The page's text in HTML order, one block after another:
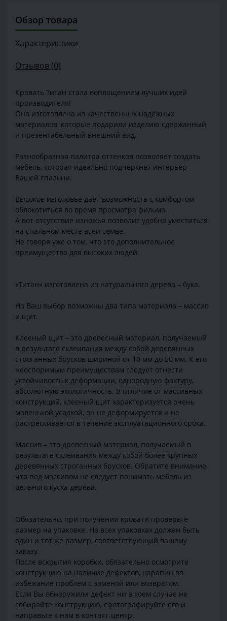
Обзор товара
Характеристики
Отзывов (0)
Кровать Титан стала воплощением лучших идей
производителя!
Она изготовлена из качественных надёжных
материалов, которые подарили изделию сдержанный
и презентабельный внешний вид.
Разнообразная палитра оттенков позволяет создать
мебель, которая идеально подчеркнёт интерьер
Вашей спальни.
Высокое изголовье даёт возможность с комфортом
облокотиться во время просмотра фильма.
А вот отсутствие изножья позволит удобно уместиться
на спальном месте всей семье.
Не говоря уже о том, что это дополнительное
преимущество для высоких людей.
«Титан» изготовлена из натурального дерева – бука.
На Ваш выбор возможны два типа материала – массив
и щит.
Клееный щит – это древесный материал, получаемый
в результате склеивания между собой деревянных
строганных брусков шириной от 10 мм до 50 мм. К его
неоспоримым преимуществам следует отнести
устойчивость к деформации, однородную фактуру,
абсолютную экологичность. В отличие от массивных
конструкций, клееный щит характеризуется очень
маленькой усадкой, он не деформируется и не
растрескивается в течение эксплуатационного срока.
Массив – это древесный материал, получаемый в
результате склеивания между собой более крупных
деревянных строганных брусков. Обратите внимание,
что под массивом не следует понимать мебель из
цельного куска дерева.
Обязательно, при получении кровати проверьте
размер на упаковке. На всех упаковках должен быть
один и тот же размер, соответствующий вашему
заказу.
После вскрытия коробки, обязательно осмотрите
конструкцию на наличие дефектов, царапин во
избежание проблем с заменой или возвратом.
Если Вы обнаружили дефект ни в коем случае не
собирайте конструкцию, сфотографируйте его и
направьте к нам в контакт-центр.